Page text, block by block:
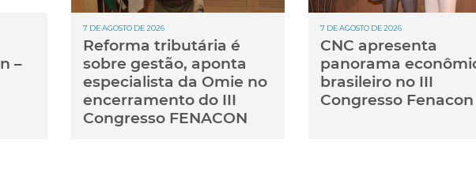
–
7 DE AGOSTO DE 2026
Reforma tributária é
sobre gestão, aponta
especialista da Omie no
encerramento do III
Congresso FENACON
7 DE AGOSTO DE 2026
CNC apresenta
panorama
brasileiro no III
Congresso Fenacon